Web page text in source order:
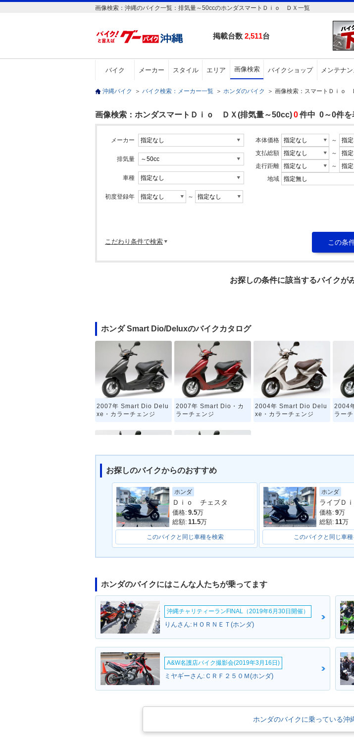
画像検索：沖縄のバイク一覧：排気量～50ccのホンダスマートＤｉｏ ＤＸ一覧
掲載台数 2,511台
バイク メーカー スタイル エリア 画像検索 バイクショップ メンテナン
沖縄バイク ＞ バイク検索：メーカー一覧 ＞ ホンダのバイク ＞ 画像検索：スマートＤｉｏ
画像検索：ホンダスマートＤｉｏ ＤＸ(排気量～50cc)0件中 0～0件を
メーカー
排気量
車種
初度登録年 ～
本体価格
～
支払総額
～
走行距離
～
地域
こだわり条件で検索
お探しの条件に該当するバイクが
ホンダ Smart Dio/Deluxのバイクカタログ
2007年 Smart Dio Delu
xe・カラーチェンジ
2007年 Smart Dio・カ
ラーチェンジ
2004年 Smart Dio Delu
xe・カラーチェンジ
2004
ラー
2001年 Smart Dio Delu
xe・新登場
2001年 Smart Dio・新
登場
お探しのバイクからのおすすめ
ホンダ
Ｄｉｏ チェスタ
価格: 9.5万
総額: 11.5万
このバイクと同じ車種を検索
ホンダ
ライブＤ
価格: 9万
総額: 11万
このバイクと同じ車
ホンダのバイクにはこんな人たちが乗ってます
沖縄チャリティーランFINAL（2019年6月30日開催）
りんさん:ＨＯＲＮＥＴ(ホンダ)
A&W名護店バイク撮影会(2019年3月16日)
ミヤギーさん:ＣＲＦ２５０Ｍ(ホンダ)
ホンダのバイクに乗っている沖